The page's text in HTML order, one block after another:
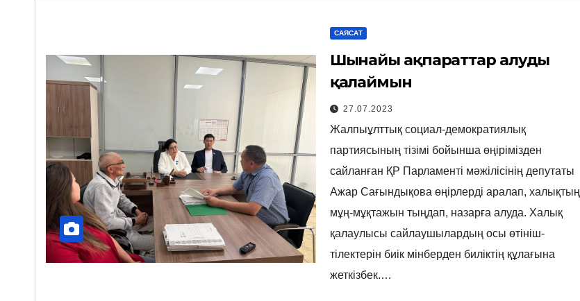
САЯСАТ
Шынайы ақпараттар алуды
қалаймын
27.07.2023
Жалпыұлттық социал-демократиялық
партиясының тізімі бойынша өңірімізден
сайланған ҚР Парламенті мәжілісінің депутаты
Ажар Сағындықова өңірлерді аралап, халықтың
мұң-мұқтажын тыңдап, назарға алуда. Халық
қалаулысы сайлаушылардың осы өтініш-
тілектерін биік мінберден биліктің құлағына
жеткізбек.…